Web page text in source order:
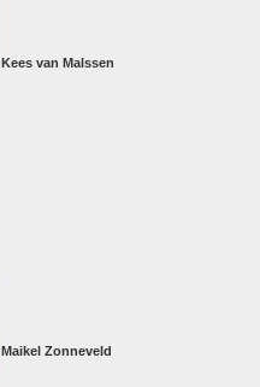
Kees van Malssen
Maikel Zonneveld